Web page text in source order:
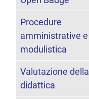
Procedure
amministrative e
modulistica
Valutazione della
didattica